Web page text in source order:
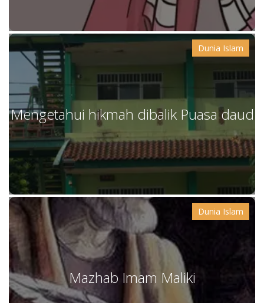
Dunia Islam
Mengetahui hikmah dibalik Puasa daud
Dunia Islam
Mazhab Imam Maliki